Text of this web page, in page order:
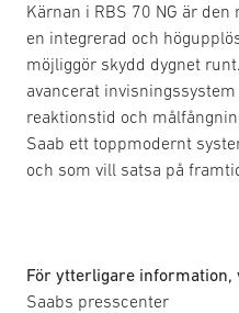
Kärnan i RBS 70 NG är
en integrerad och
möjliggör skydd dygnet
avancerat
reaktionstid och
Saab ett toppmodernt
och som vill satsa på
För ytterligare information,
Saabs presscenter